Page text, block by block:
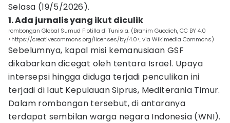
Selasa (19/5/2026).
1. Ada jurnalis yang ikut diculik
rombongan Global Sumud Flotilla di Tunisia. (Brahim Guedich, CC BY 4.0
<https://creativecommons.org/licenses/by/4.0>, via Wikimedia Commons)
Sebelumnya, kapal misi kemanusiaan GSF
dikabarkan dicegat oleh tentara Israel. Upaya
intersepsi hingga diduga terjadi penculikan ini
terjadi di laut Kepulauan Siprus, Mediterania Timur.
Dalam rombongan tersebut, di antaranya
terdapat sembilan warga negara Indonesia (WNI).